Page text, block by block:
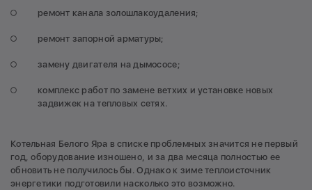
ремонт канала золошлакоудаления;
ремонт запорной арматуры;
замену двигателя на дымососе;
комплекс работ по замене ветхих и установке новых
задвижек на тепловых сетях.
Котельная Белого Яра в списке проблемных значится не первый
год, оборудование изношено, и за два месяца полностью ее
обновить не получилось бы. Однако к зиме теплоисточник
энергетики подготовили насколько это возможно.